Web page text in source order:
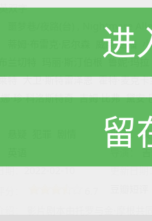
英双字
噩梦巷/夜路(台) , Nightmare
威廉·达福
鲁妮·玛拉
特 大卫·斯特雷泽恩 霍特·麦克
·珍·科洛斯特奇 吉姆·比弗 黛安·
地区：
导演：
期：2022-02-10
更新日期
进
留